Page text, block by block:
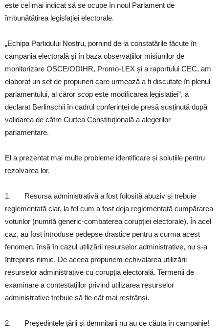
este cel mai indicat să se ocupe în noul Parlament de
îmbunătățirea legislației electorale.
„Echipa Partidului Nostru, pornind de la constatările făcute în
campania electorală și în baza observațiilor misiunilor de
monitorizare OSCE/ODIHR, Promo-LEX și a raportului CEC, am
elaborat un set de propuneri care urmează a fi discutate în plenul
parlamentului, al căror scop este modificarea legislației”, a
declarat Berlinschii în cadrul conferinței de presă susținută după
validarea de către Curtea Constituțională a alegerilor
parlamentare.
El a prezentat mai multe probleme identificare și soluțiile pentru
rezolvarea lor.
1. Resursa administrativă a fost folosită abuziv și trebuie
reglementată clar, la fel cum a fost deja reglementată cumpărarea
voturilor (numită generic-combaterea corupției electorale). În acel
caz, au fost introduse pedepse drastice pentru a curma acest
fenomen, însă în cazul utilizării resurselor administrative, nu s-a
întreprins nimic. De aceea propunem echivalarea utilizării
resurselor administrative cu corupția electorală. Termenii de
examinare a contestațiilor privind utilizarea resurselor
administrative trebuie să fie cât mai restrânși.
2. Președintele țării și demnitarii nu au ce căuta în campanie!